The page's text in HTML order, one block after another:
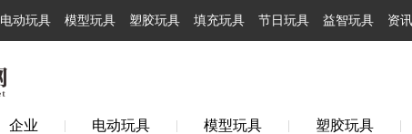
电动玩具 模型玩具 塑胶玩具 填充玩具 节日玩具 益智玩具 资讯
企业 电动玩具 模型玩具 塑胶玩具